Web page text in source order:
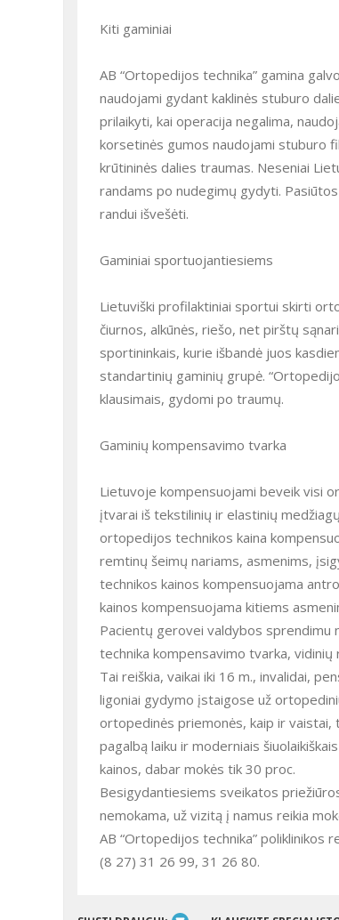
Kiti gaminiai
AB “Ortopedijos technika” gamina
naudojami gydant kaklinės stuburo
prilaikyti, kai operacija negalima,
korsetinės gumos naudojami stuburo
krūtininės dalies traumas. Neseniai
randams po nudegimų gydyti.
randui išvešėti.
Gaminiai sportuojantiesiems
Lietuviški profilaktiniai sportui skirti
čiurnos, alkūnės, riešo, net pirštų
sportininkais, kurie išbandė juos
standartinių gaminių grupė.
klausimais, gydomi po traumų.
Gaminių kompensavimo tvarka
Lietuvoje kompensuojami beveik visi
įtvarai iš tekstilinių ir elastinių
ortopedijos technikos kaina
remtinų šeimų nariams, asmenims,
technikos kainos kompensuojama
kainos kompensuojama kitiems
Pacientų gerovei valdybos
technika kompensavimo tvarka,
Tai reiškia, vaikai iki 16 m., invalidai,
ligoniai gydymo įstaigose už
ortopedinės priemonės, kaip ir vaistai,
pagalbą laiku ir moderniais
kainos, dabar mokės tik 30 proc.
Besigydantiesiems sveikatos
nemokama, už vizitą į namus reikia
AB “Ortopedijos technika” poliklinikos
(8 27) 31 26 99, 31 26 80.